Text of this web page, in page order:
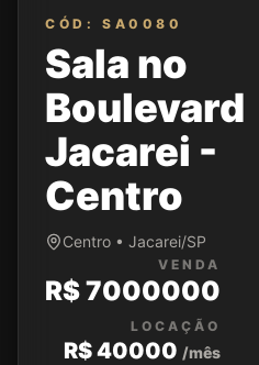
CÓD: SA0080
Sala no
Boulevard
Jacarei -
Centro
Centro • Jacarei/SP
VENDA
R$ 7000000
LOCAÇÃO
R$ 40000 /mês